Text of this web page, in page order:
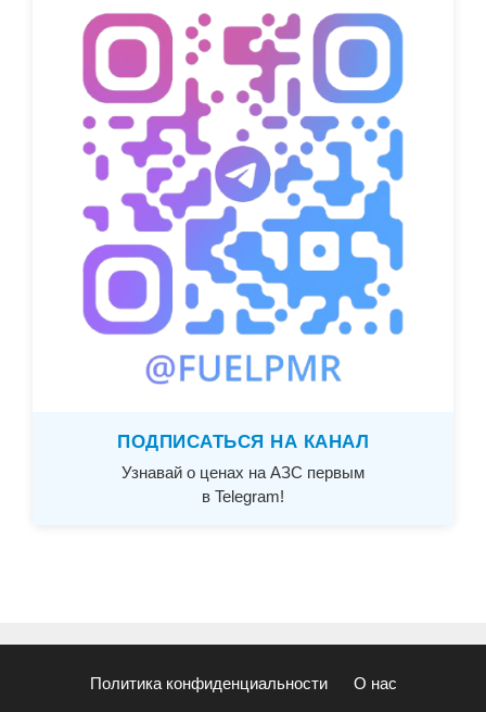
ПОДПИСАТЬСЯ НА КАНАЛ
Узнавай о ценах на АЗС первым
в Telegram!
Политика конфиденциальности О нас